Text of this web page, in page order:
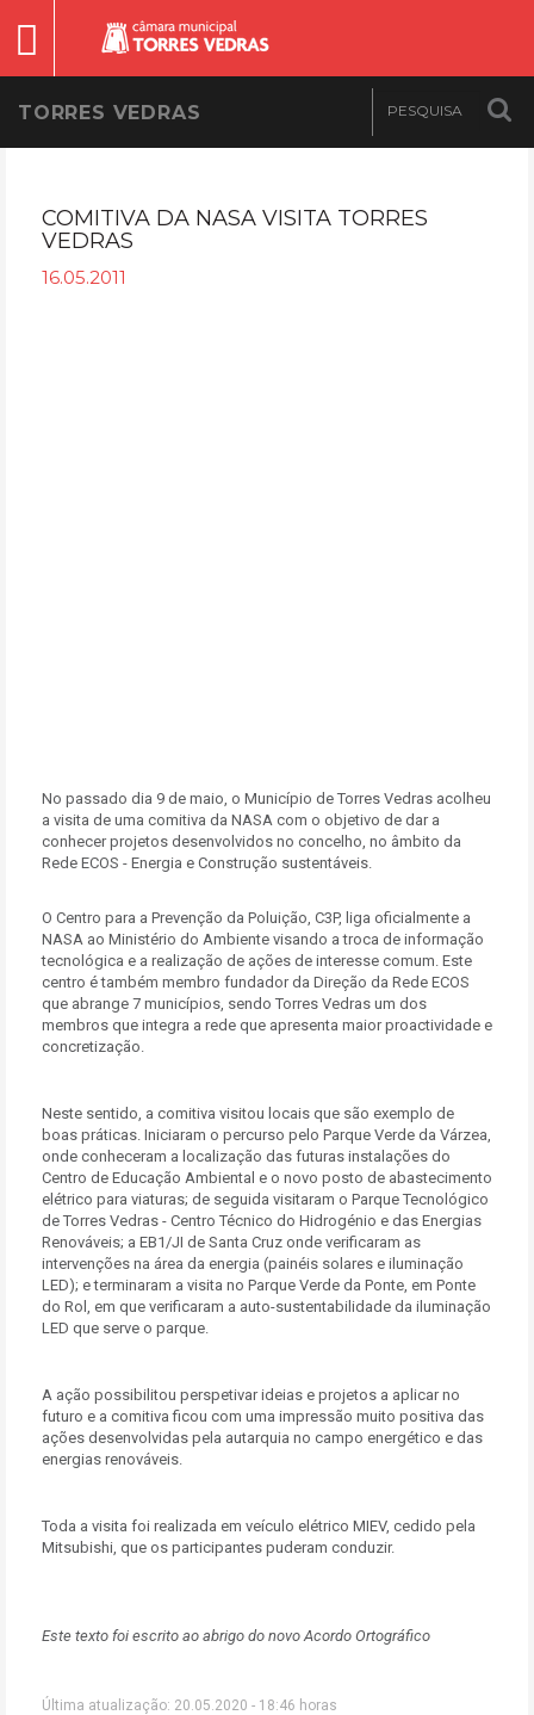
TORRES VEDRAS
COMITIVA DA NASA VISITA TORRES
VEDRAS
16.05.2011
No passado dia 9 de maio, o Município de Torres Vedras acolheu
a visita de uma comitiva da NASA com o objetivo de dar a
conhecer projetos desenvolvidos no concelho, no âmbito da
Rede ECOS - Energia e Construção sustentáveis.
O Centro para a Prevenção da Poluição, C3P, liga oficialmente a
NASA ao Ministério do Ambiente visando a troca de informação
tecnológica e a realização de ações de interesse comum. Este
centro é também membro fundador da Direção da Rede ECOS
que abrange 7 municípios, sendo Torres Vedras um dos
membros que integra a rede que apresenta maior proactividade e
concretização.
Neste sentido, a comitiva visitou locais que são exemplo de
boas práticas. Iniciaram o percurso pelo Parque Verde da Várzea,
onde conheceram a localização das futuras instalações do
Centro de Educação Ambiental e o novo posto de abastecimento
elétrico para viaturas; de seguida visitaram o Parque Tecnológico
de Torres Vedras - Centro Técnico do Hidrogénio e das Energias
Renováveis; a EB1/JI de Santa Cruz onde verificaram as
intervenções na área da energia (painéis solares e iluminação
LED); e terminaram a visita no Parque Verde da Ponte, em Ponte
do Rol, em que verificaram a auto-sustentabilidade da iluminação
LED que serve o parque.
A ação possibilitou perspetivar ideias e projetos a aplicar no
futuro e a comitiva ficou com uma impressão muito positiva das
ações desenvolvidas pela autarquia no campo energético e das
energias renováveis.
Toda a visita foi realizada em veículo elétrico MIEV, cedido pela
Mitsubishi, que os participantes puderam conduzir.
Este texto foi escrito ao abrigo do novo Acordo Ortográfico
Última atualização: 20.05.2020 - 18:46 horas